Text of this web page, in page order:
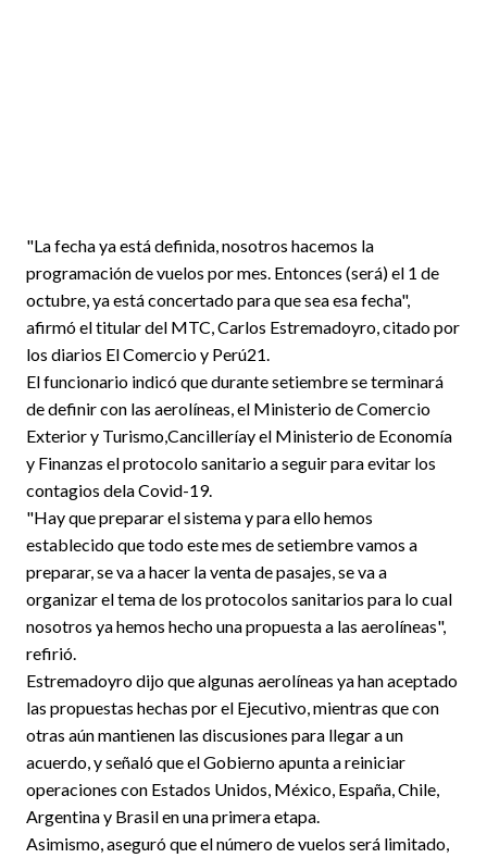
"La fecha ya está definida, nosotros hacemos la
programación de vuelos por mes. Entonces (será) el 1 de
octubre, ya está concertado para que sea esa fecha",
afirmó el titular del MTC, Carlos Estremadoyro, citado por
los diarios El Comercio y Perú21.
El funcionario indicó que durante setiembre se terminará
de definir con las aerolíneas, el Ministerio de Comercio
Exterior y Turismo,Cancilleríay el Ministerio de Economía
y Finanzas el protocolo sanitario a seguir para evitar los
contagios dela Covid-19.
"Hay que preparar el sistema y para ello hemos
establecido que todo este mes de setiembre vamos a
preparar, se va a hacer la venta de pasajes, se va a
organizar el tema de los protocolos sanitarios para lo cual
nosotros ya hemos hecho una propuesta a las aerolíneas",
refirió.
Estremadoyro dijo que algunas aerolíneas ya han aceptado
las propuestas hechas por el Ejecutivo, mientras que con
otras aún mantienen las discusiones para llegar a un
acuerdo, y señaló que el Gobierno apunta a reiniciar
operaciones con Estados Unidos, México, España, Chile,
Argentina y Brasil en una primera etapa.
Asimismo, aseguró que el número de vuelos será limitado,